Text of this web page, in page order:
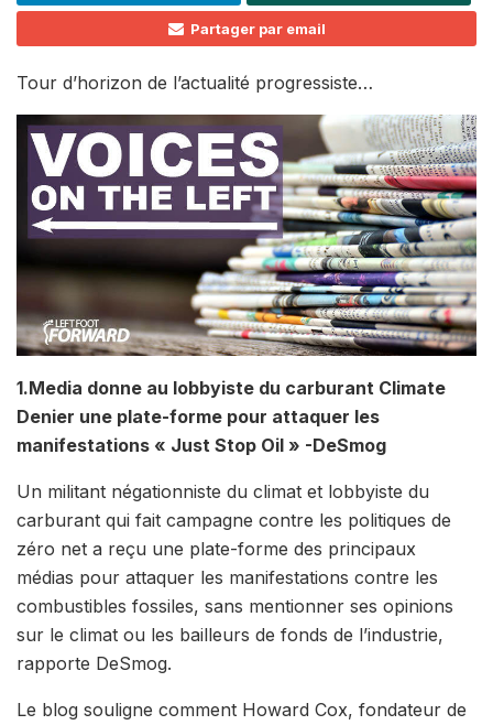
Partager par email
Tour d’horizon de l’actualité progressiste…
1.Media donne au lobbyiste du carburant Climate
Denier une plate-forme pour attaquer les
manifestations « Just Stop Oil » -DeSmog
Un militant négationniste du climat et lobbyiste du
carburant qui fait campagne contre les politiques de
zéro net a reçu une plate-forme des principaux
médias pour attaquer les manifestations contre les
combustibles fossiles, sans mentionner ses opinions
sur le climat ou les bailleurs de fonds de l’industrie,
rapporte DeSmog.
Le blog souligne comment Howard Cox, fondateur de